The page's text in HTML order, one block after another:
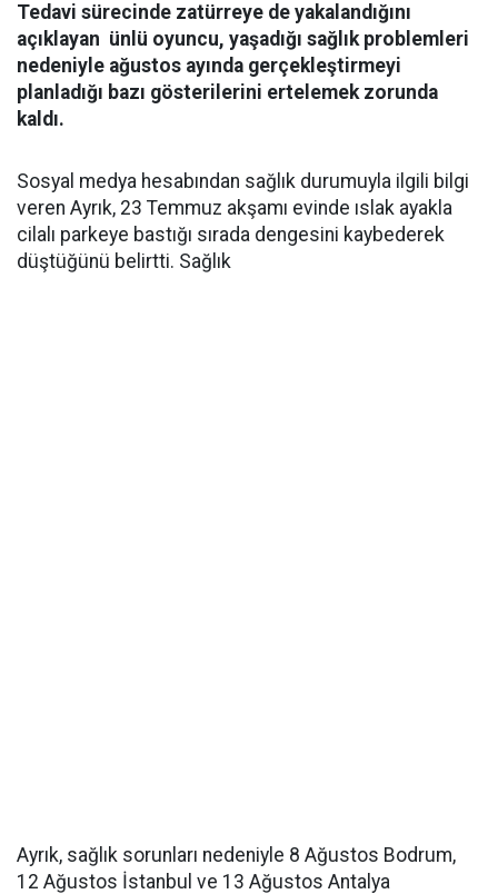
Tedavi sürecinde zatürreye de yakalandığını
açıklayan ünlü oyuncu, yaşadığı sağlık problemleri
nedeniyle ağustos ayında gerçekleştirmeyi
planladığı bazı gösterilerini ertelemek zorunda
kaldı.
Sosyal medya hesabından sağlık durumuyla ilgili bilgi
veren Ayrık, 23 Temmuz akşamı evinde ıslak ayakla
cilalı parkeye bastığı sırada dengesini kaybederek
düştüğünü belirtti. Sağlık
Ayrık, sağlık sorunları nedeniyle 8 Ağustos Bodrum,
12 Ağustos İstanbul ve 13 Ağustos Antalya